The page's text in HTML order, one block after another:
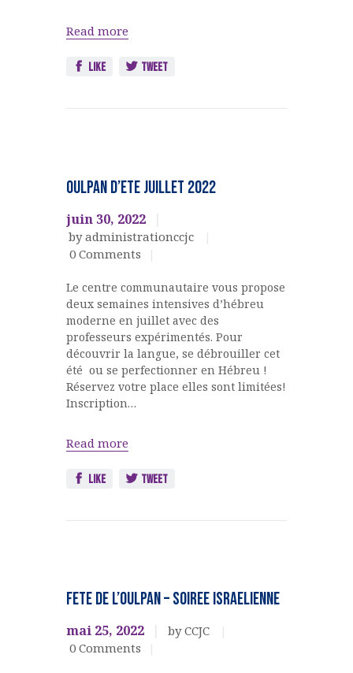
Read more
Like Tweet
activités
LANGUES
OULPAN D’ETE Juillet 2022
juin 30, 2022
by administrationccjc
0 Comments
Le centre communautaire vous propose
deux semaines intensives d’hébreu
moderne en juillet avec des
professeurs expérimentés. Pour
découvrir la langue, se débrouiller cet
été ou se perfectionner en Hébreu !
Réservez votre place elles sont limitées!
Inscription…
Read more
Like Tweet
OULPAN &
FETE DE L’OULPAN – SOIREE ISRAELIENNE
mai 25, 2022
by CCJC
0 Comments